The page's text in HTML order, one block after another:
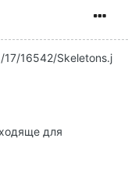
16542/Skeletons.j
для